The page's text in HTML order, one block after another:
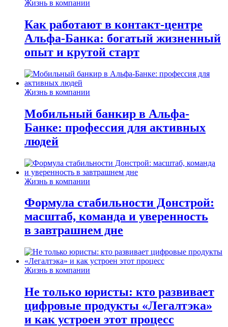
Жизнь в компании
Как работают в контакт-центре
Альфа-Банка: богатый жизненный
опыт и крутой старт
Жизнь в компании
Мобильный банкир в Альфа-
Банке: профессия для активных
людей
Жизнь в компании
Формула стабильности Донстрой:
масштаб, команда и уверенность
в завтрашнем дне
Жизнь в компании
Не только юристы: кто развивает
цифровые продукты «Легалтэка»
и как устроен этот процесс